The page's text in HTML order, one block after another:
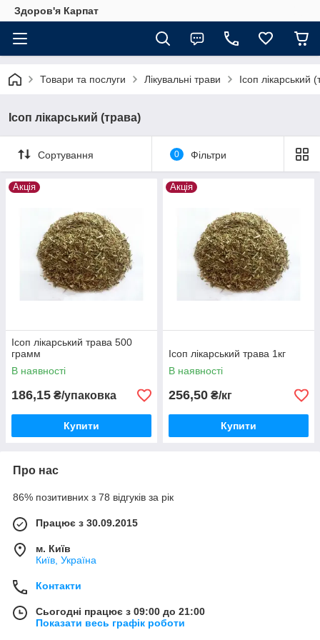
Здоров'я Карпат
Товари та послуги Лікувальні трави Ісоп лікарський
Ісоп лікарський (трава)
Сортування 0 Фільтри
Акція
Ісоп лікарський трава 500
грамм
В наявності
186,15 ₴/упаковка
Купити
Акція
Ісоп лікарський трава 1кг
В наявності
256,50 ₴/кг
Купити
Про нас
86% позитивних з 78 відгуків за рік
Працює з 30.09.2015
м. Київ
Київ, Україна
Контакти
Сьогодні працює з 09:00 до 21:00
Показати весь графік роботи